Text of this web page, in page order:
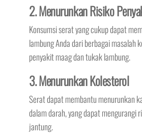
2. Menurunkan Risiko
Konsumsi serat yang cukup dapat
lambung Anda dari berbagai masalah
penyakit maag dan tukak lambung.
3. Menurunkan Kolesterol
Serat dapat membantu menurunkan
dalam darah, yang dapat mengurangi
jantung.